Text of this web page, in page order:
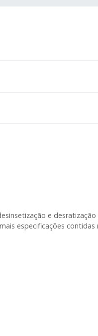
e
especificações